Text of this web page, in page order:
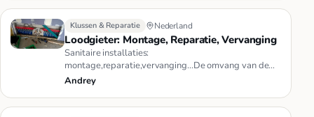
Klussen & Reparatie Nederland
Loodgieter: Montage, Reparatie, Vervanging
Sanitaire installaties:
montage,reparatie,vervanging...De omvang van de
geleverde hydraulische diensten omvat: INSTALLAT…
Andrey